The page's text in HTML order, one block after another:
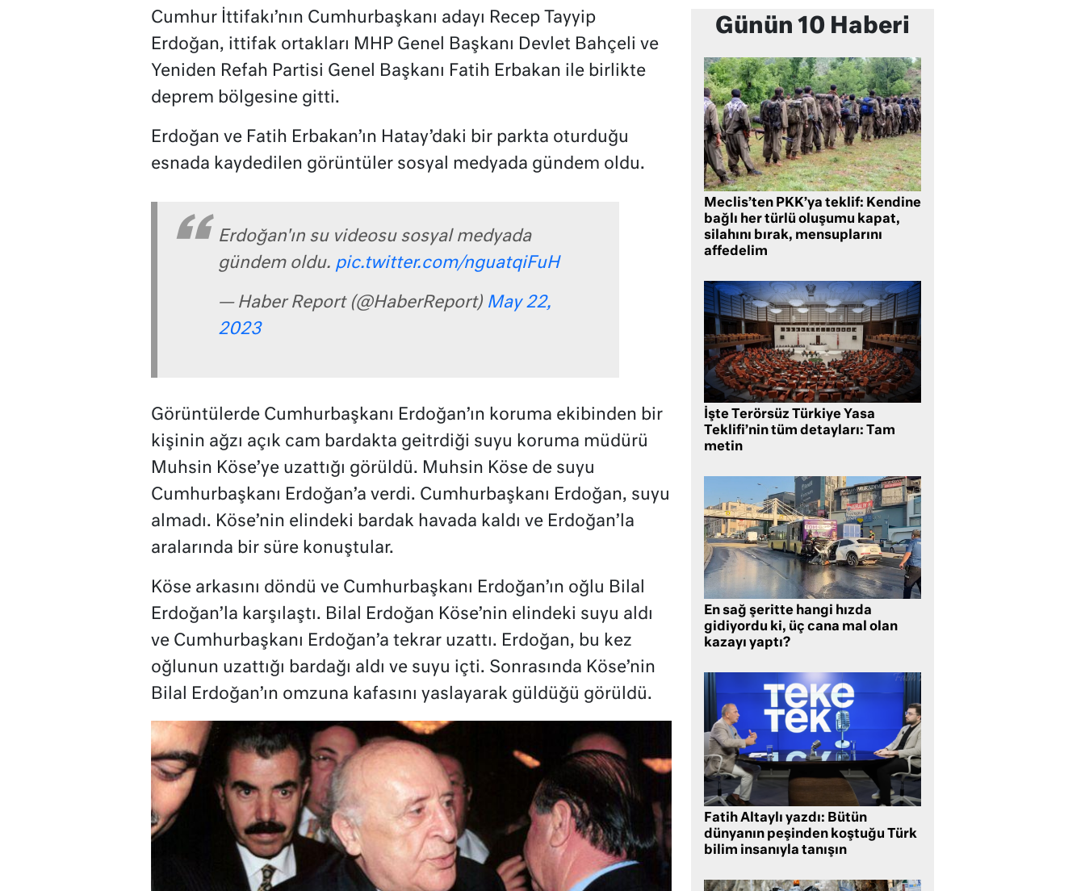
Cumhur İttifakı’nın Cumhurbaşkanı adayı Recep Tayyip
Erdoğan, ittifak ortakları MHP Genel Başkanı Devlet Bahçeli ve
Yeniden Refah Partisi Genel Başkanı Fatih Erbakan ile birlikte
deprem bölgesine gitti.
Erdoğan ve Fatih Erbakan’ın Hatay’daki bir parkta oturduğu
esnada kaydedilen görüntüler sosyal medyada gündem oldu.
Erdoğan'ın su videosu sosyal medyada
gündem oldu. pic.twitter.com/nguatqiFuH
— Haber Report (@HaberReport) May 22,
2023
Görüntülerde Cumhurbaşkanı Erdoğan’ın koruma ekibinden bir
kişinin ağzı açık cam bardakta geitrdiği suyu koruma müdürü
Muhsin Köse’ye uzattığı görüldü. Muhsin Köse de suyu
Cumhurbaşkanı Erdoğan’a verdi. Cumhurbaşkanı Erdoğan, suyu
almadı. Köse’nin elindeki bardak havada kaldı ve Erdoğan’la
aralarında bir süre konuştular.
Köse arkasını döndü ve Cumhurbaşkanı Erdoğan’ın oğlu Bilal
Erdoğan’la karşılaştı. Bilal Erdoğan Köse’nin elindeki suyu aldı
ve Cumhurbaşkanı Erdoğan’a tekrar uzattı. Erdoğan, bu kez
oğlunun uzattığı bardağı aldı ve suyu içti. Sonrasında Köse’nin
Bilal Erdoğan’ın omzuna kafasını yaslayarak güldüğü görüldü.
Günün 10 Haberi
Meclis’ten PKK’ya teklif: Kendine
bağlı her türlü oluşumu kapat,
silahını bırak, mensuplarını
affedelim
İşte Terörsüz Türkiye Yasa
Teklifi’nin tüm detayları: Tam
metin
En sağ şeritte hangi hızda
gidiyordu ki, üç cana mal olan
kazayı yaptı?
Fatih Altaylı yazdı: Bütün
dünyanın peşinden koştuğu Türk
bilim insanıyla tanışın